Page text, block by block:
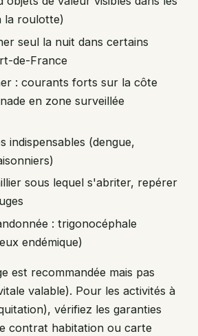
la roulotte)
seul la nuit dans certains
de-France
: courants forts sur la côte
en zone surveillée
indispensables (dengue,
sous lequel s'abriter, repérer
: trigonocéphale
endémique)
est recommandée mais pas
valable). Pour les activités à
vérifiez les garanties
contrat habitation ou carte